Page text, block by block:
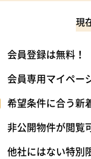
現
会員登録は無料！
会員専用マイペー
希望条件に合う新
非公開物件が閲覧
他社にはない特別